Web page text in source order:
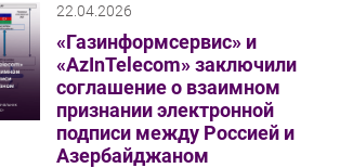
22.04.2026
«Газинформсервис» и
«AzInTelecom» заключили
соглашение о взаимном
признании электронной
подписи между Россией и
Азербайджаном